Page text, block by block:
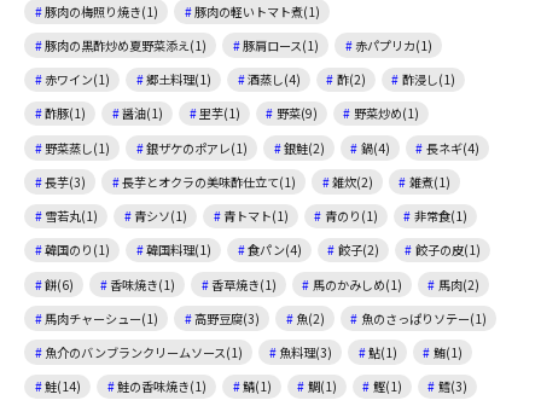
豚肉の梅照り焼き(1)
豚肉の軽いトマト煮(1)
豚肉の黒酢炒め夏野菜添え(1)
豚肩ロース(1)
赤パプリカ(1)
赤ワイン(1)
郷土料理(1) 酒蒸し(4) 酢(2)
酢浸し(1)
酢豚(1)
醤油(1) 里芋(1) 野菜(9)
野菜炒め(1)
野菜蒸し(1)
銀ザケのポアレ(1) 銀鮭(2) 鍋(4)
長ネギ(4)
長芋(3)
長芋とオクラの美味酢仕立て(1) 雑炊(2)
雑煮(1)
雪若丸(1)
青シソ(1) 青トマト(1) 青のり(1)
非常食(1)
韓国のり(1)
韓国料理(1) 食パン(4) 餃子(2)
餃子の皮(1)
餅(6)
香味焼き(1) 香草焼き(1) 馬のかみしめ(1)
馬肉(2)
馬肉チャーシュー(1)
高野豆腐(3) 魚(2)
魚のさっぱりソテー(1)
魚介のバンブランクリームソース(1)
魚料理(3) 鮎(1)
鮪(1)
鮭(14)
鮭の香味焼き(1) 鯖(1) 鯛(1) 鰹(1)
鱈(3)